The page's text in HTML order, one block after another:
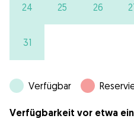
24 25 26
31
Verfügbar
Verfügbarkeit vor etwa